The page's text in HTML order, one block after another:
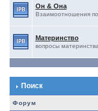
Он & Она
Взаимоотношения
Материнство
вопросы
Поиск
Форум